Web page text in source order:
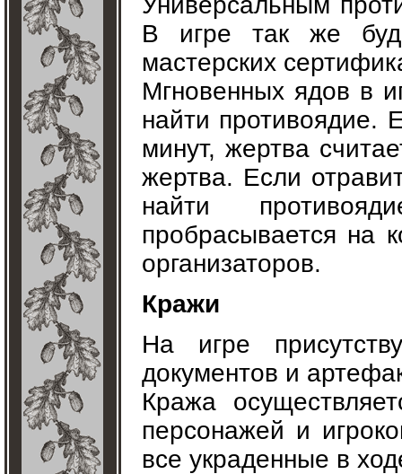
В игре так же
мастерских
Мгновенных ядов в
найти противоядие.
минут, жертва
жертва. Если
найти
пробрасывается на
организаторов.
Кражи
На игре
документов и
Кража
персонажей и
все украденные в